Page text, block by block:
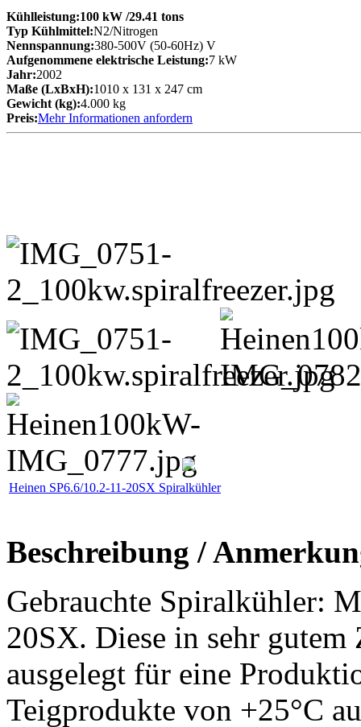
Kühlleistung:100 kW /29.41 tons
Typ Kühlmittel:N2/Nitrogen
Nennspannung:380-500V (50-60Hz) V
Aufgenommene elektrische Leistung:7 kW
Jahr:2002
Maße (LxBxH):1010 x 131 x 247 cm
Gewicht (kg):4.000 kg
Preis:Mehr Informationen anfordern
Heinen SP6.6/10.2-11-20SX Spiralkühler
Beschreibung /
Gebrauchte Spiralkühler:
20SX. Diese in sehr
ausgelegt für eine
Teigprodukte von +25°C